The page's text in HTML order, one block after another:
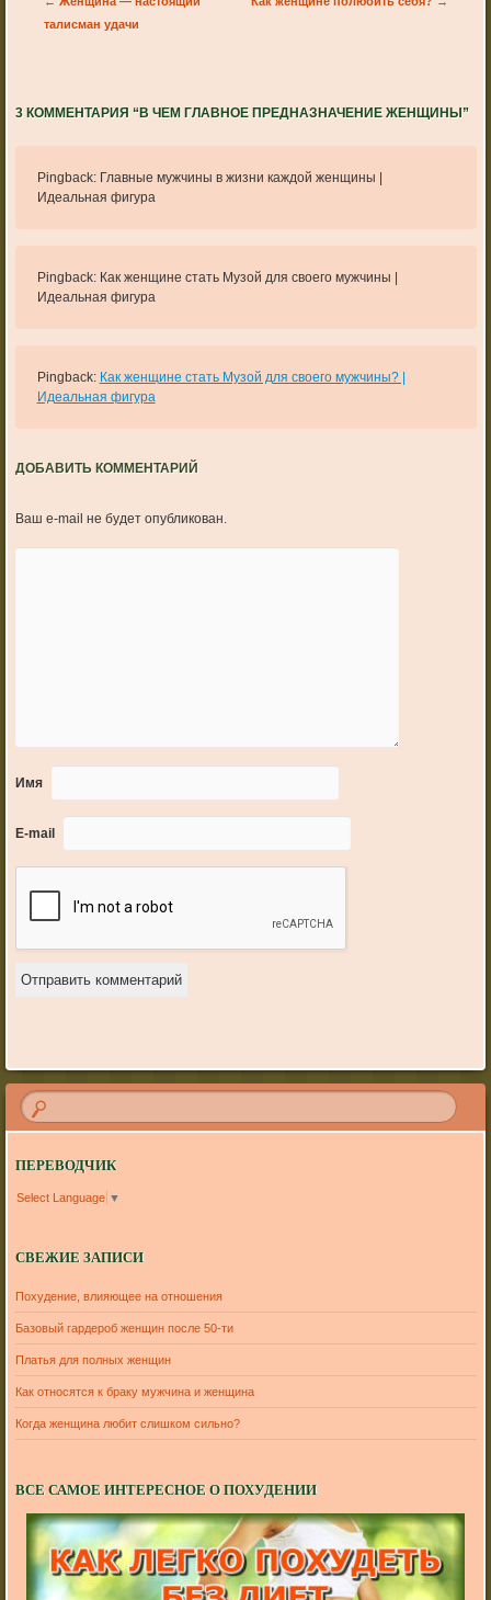
талисман удачи
3 КОММЕНТАРИЯ “В ЧЕМ ГЛАВНОЕ ПРЕДНАЗНАЧЕНИЕ ЖЕНЩИНЫ”
Pingback: Главные мужчины в жизни каждой женщины |
Идеальная фигура
Pingback: Как женщине стать Музой для своего мужчины |
Идеальная фигура
Pingback: Как женщине стать Музой для своего мужчины? |
Идеальная фигура
ДОБАВИТЬ КОММЕНТАРИЙ
Ваш e-mail не будет опубликован.
Имя
E-mail
ПЕРЕВОДЧИК
Select Language ▼
СВЕЖИЕ ЗАПИСИ
Похудение, влияющее на отношения
Базовый гардероб женщин после 50-ти
Платья для полных женщин
Как относятся к браку мужчина и женщина
Когда женщина любит слишком сильно?
ВСЕ САМОЕ ИНТЕРЕСНОЕ О ПОХУДЕНИИ